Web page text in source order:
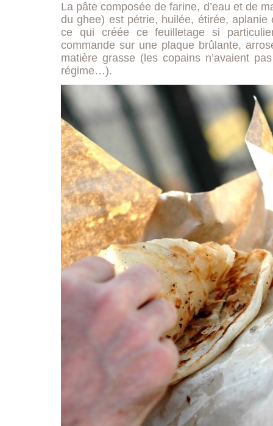
La pâte composée de farine, d’eau et de
du ghee) est pétrie, huilée, étirée,
ce qui créée ce feuilletage si
commande sur une plaque brûlante,
matière grasse (les copains n’avaient
régime…).